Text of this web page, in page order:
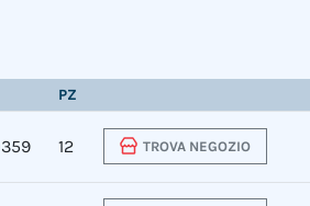
PZ
12 TROVA NEGOZIO